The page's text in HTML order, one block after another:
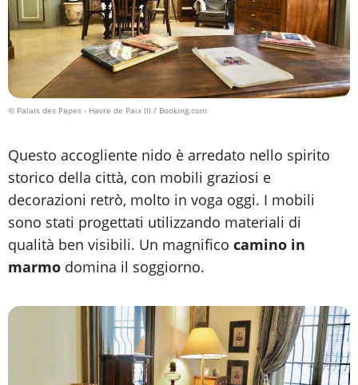
© Palais des Papes - Havre de Paix III / Booking.com
Questo accogliente nido è arredato nello spirito
storico della città, con mobili graziosi e
decorazioni retrò, molto in voga oggi. I mobili
sono stati progettati utilizzando materiali di
qualità ben visibili. Un magnifico camino in
marmo domina il soggiorno.